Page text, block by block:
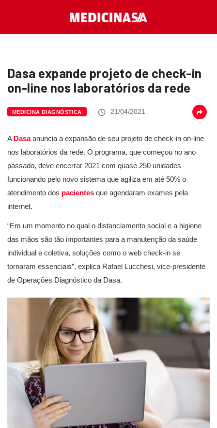
Dasa expande projeto de check-in
on-line nos laboratórios da rede
MEDICINA DIAGNÓSTICA 21/04/2021
A Dasaanuncia a expansão de seu projeto de check-in on-line
nos laboratórios da rede. O programa, que começou no ano
passado, deve encerrar 2021 com quase 250 unidades
funcionando pelo novo sistema que agiliza em até 50% o
atendimento dos pacientes que agendaram exames pela
internet.
“Em um momento no qual o distanciamento social e a higiene
das mãos são tão importantes para a manutenção da saúde
individual e coletiva, soluções como o web check-in se
tornaram essenciais”, explica Rafael Lucchesi, vice-presidente
de Operações Diagnóstico da Dasa.